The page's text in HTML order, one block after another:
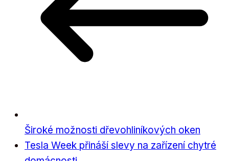
Široké možnosti dřevohliníkových oken
Tesla Week přináší slevy na zařízení chytré